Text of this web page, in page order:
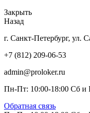
Закрыть
Назад
г. Санкт-Петербург, ул.
+7 (812) 209-06-53
admin@proloker.ru
Пн-Пт: 10:00-18:00 Сб и
Обратная связь